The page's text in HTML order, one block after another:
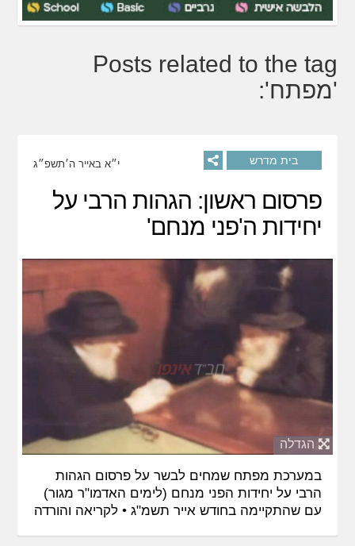
Posts related to the tag
'מפתח':
בית מדרש י״א באייר ה׳תשפ״ג
פרסום ראשון: הגהות הרבי על
יחידות ה'פני מנחם'
הגדלה
במערכת מפתח שמחים לבשר על פרסום הגהות
הרבי על יחידות הפני מנחם (לימים האדמו"ר מגור)
עם שהתקיימה בחודש אייר תשמ"ג •לקריאה והורדה